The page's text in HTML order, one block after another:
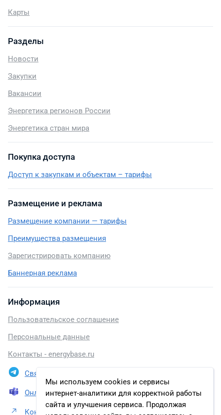
Мы используем cookies и сервисы
интернет-аналитики для корректной работы
сайта и улучшения сервиса. Продолжая
Карты
Разделы
Новости
Закупки
Вакансии
Энергетика регионов России
Энергетика стран мира
Покупка доступа
Доступ к закупкам и объектам – тарифы
Размещение и реклама
Размещение компании — тарифы
Преимущества размещения
Зарегистрировать компанию
Баннерная реклама
Информация
Пользовательское соглашение
Персональные данные
Контакты - energybase.ru
Связаться в Telegram
Онлайн презентация
Контакты Компания О3